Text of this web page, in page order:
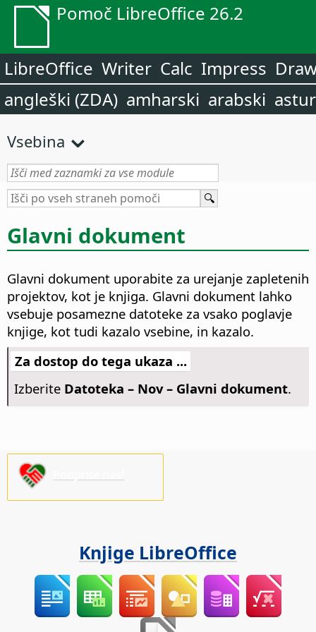
Pomoč LibreOffice 26.2
LibreOffice Writer Calc Impress
angleški (ZDA) amharski arabski
Vsebina
Glavni dokument
Glavni dokument uporabite za urejanje zapletenih
projektov, kot je knjiga. Glavni dokument lahko
vsebuje posamezne datoteke za vsako poglavje
knjige, kot tudi kazalo vsebine, in kazalo.
Za dostop do tega ukaza ...
Izberite Datoteka – Nov – Glavni dokument.
Knjige LibreOffice